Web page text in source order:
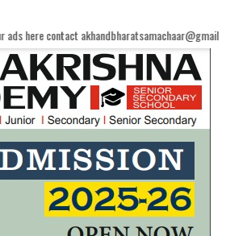
akhandbharatsamachaar@gmail.com...